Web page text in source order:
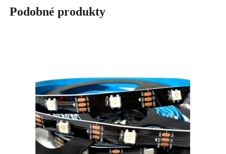
Podobné produkty